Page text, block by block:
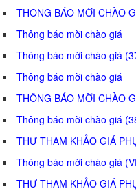
THÔNG BÁO MỜI CHÀO
Thông báo mời chào giá
Thông báo mời chào giá
Thông báo mời chào giá
THÔNG BÁO MỜI CHÀO
Thông báo mời chào giá
THƯ THAM KHẢO GIÁ
Thông báo mời chào giá
THƯ THAM KHẢO GIÁ